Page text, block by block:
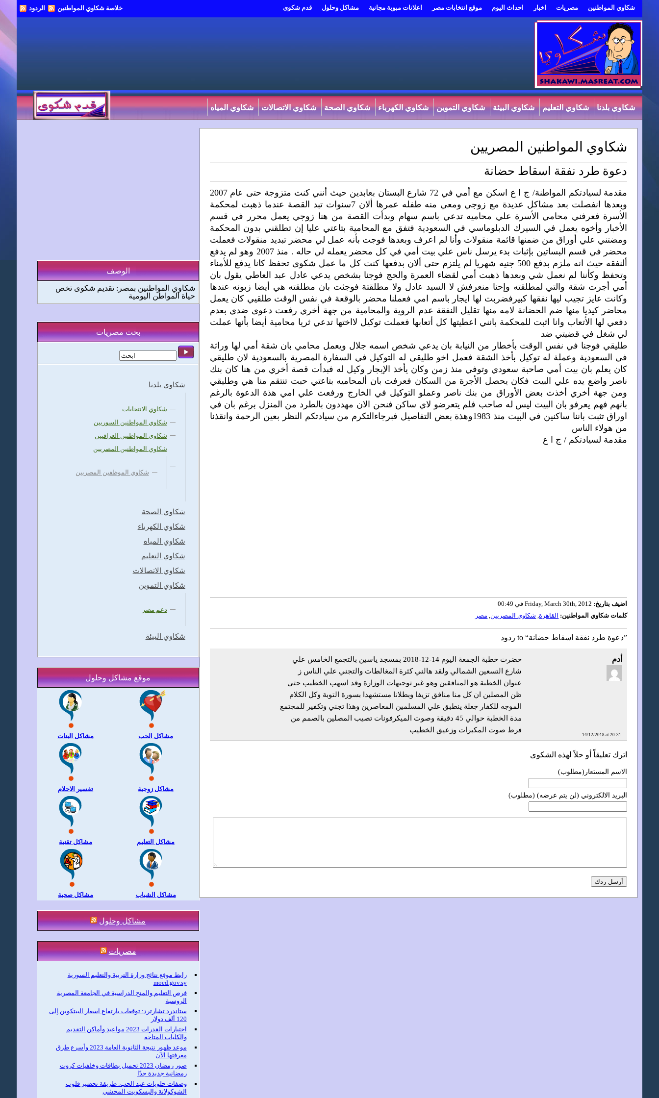
شكاوي المواطنين مصريات اخبار احداث اليوم موقع انتخابات مصر اعلانات مبوبة مجانية مشاكل وحلول قدم شكوى خلاصة شكاوي المواطنين الردود
شكاوي بلدنا شكاوي التعليم شكاوي البيئة شكاوي التموين شكاوي الكهرباء شكاوي الصحة شكاوي الاتصالات شكاوي المياه
شكاوي المواطنين المصريين
دعوة طرد نفقة اسقاط حضانة
مقدمة لسيادتكم المواطنة/ ج ا ع اسكن مع أمي في 72 شارع البستان بعابدين حيث أنني كنت متزوجة حتى عام 2007
وبعدها انفصلت بعد مشاكل عديدة مع زوجي ومعي منه طفله عمرها ألان 7سنوات تبد القصة عندما ذهبت لمحكمة
الأسرة فعرفني محامي الأسرة علي محاميه تدعي باسم سهام وبدأت القصة من هنا زوجي يعمل محرر في قسم
الأخبار وأخوه يعمل في السيرك الدبلوماسي في السعودية فتفق مع المحامية بتاعتي عليا إن تطلقني بدون المحكمة
ومضتني علي أوراق من ضمنها قائمة منقولات وأنا لم اعرف وبعدها فوجت بأنه عمل لي محضر تبديد منقولات فعملت
محضر في قسم البساتين بإثبات بدء يرسل ناس علي بيت أمي في كل محضر يعمله لي حاله . منذ 2007 وهو لم يدفع
ألنفقه حيث انه ملزم بدفع 500 جنيه شهريا لم يلتزم حتى ألان بدفعها كنت كل ما عمل شكوى تحفظ كانا يدفع للأمناء
وتحفظ وكأننا لم نعمل شي وبعدها ذهبت أمي لقضاء العمرة والحج فوجنا بشخص يدعي عادل عبد العاطي يقول بان
أمي أجرت شقة والتي لمطلقته وإحنا منعرفش لا السيد عادل ولا مطلقتة فوجئت بان مطلقته هي أيضا زبونه عندها
وكانت عايز تجيب ليها نفقها كبيرفضربت لها ايجار باسم امي فعملنا محضر بالوقعة في نفس الوقت طلقيي كان يعمل
محاضر كيديا منها ضم الحضانة لامه منها تقليل النفقة عدم الروية والمحامية من جهة أخري رفعت دعوى ضدي بعدم
دفعي لها الأتعاب وانا اثبت للمحكمة بانني اعطيتها كل أتعابها فعملت توكيل لااختها تدعي ثريا محامية أيضا بأنها عملت
لي شغل في قضيتي ضد
طليقي فوجنا في نفس الوقت بأخطار من النيابة بان يدعي شخص اسمه جلال ويعمل محامي بان شقة أمي لها وراثة
في السعودية وعملة له توكيل بأخذ الشقة فعمل اخو طليقي له التوكيل في السفارة المصرية بالسعودية لان طليقي
كان يعلم بان بيت أمي صاحبة سعودي وتوفي منذ زمن وكان يأخذ الإيجار وكيل له فبدأت قصة أخري من هنا كان بنك
ناصر واضع يده علي البيت فكان يحصل الأجرة من السكان فعرفت بان ألمحاميه بتاعتي حبت تنتقم منا هي وطليقي
ومن جهة أخري أخذت بعض الأوراق من بنك ناصر وعملو التوكيل في الخارج ورفعت علي امي هذة الدعوة بالرغم
بانهم فهم يعرفو بان البيت ليس له صاحب فلم يتعرضو لاي ساكن فنحن الان مهددون بالطرد من المنزل برغم بان في
اوراق تثبت باننا ساكنين في البيت منذ 1983وهذة بعض التفاصيل فبرجاءالتكرم من سيادتكم النظر بعين الرحمة وانقذنا
من هولاء الناس
مقدمة لسيادتكم / ج ا ع
اضيف بتاريخ:
كلمات شكاوي المواطنين: القاهرة, شكاوي المصريين, مصر
ردود to “دعوة طرد نفقة اسقاط حضانة”
أدم
14/12/2018 at 20:31
حضرت خطبة الجمعة اليوم 14-12-2018 بمسجد ياسين بالتجمع الخامس علي
شارع التسعين الشمالي ولقد هالني كثرة المغالطات والتجني علي الناس ز
عنوان الخطبة هو المنافقين وهو غير توجيهات الوزارة وقد اسهب الخطيب حتي
ظن المصلين ان كل منا منافق تزيفا وبطلانا مستشهدا بسورة التوبة وكل الكلام
الموجه للكفار جعلة ينطبق علي المسلمين المعاصرين وهذا تجني وتكفير للمجتمع
مدة الخطبة حوالي 45 دقيقة وصوت الميكرفونات تصيب المصلين بالصمم من
فرط صوت المكبرات وزعيق الخطيب
اترك تعليقاًً أو حلاً لهذه الشكوى
الاسم المستعار(مطلوب)
البريد الالكتروني (لن يتم عرضه) (مطلوب)
الوصف
شكاوي المواطنين بمصر: تقديم شكوى تخص
حياة المواطن اليومية
بحث مصريات
شكاوي بلدنا
شكاوي الانتخابات
شكاوي المواطنين السوريين
شكاوي المواطنين العراقيين
شكاوي المواطنين المصريين
شكاوي الموظفين المصريين
شكاوي الصحة
شكاوي الكهرباء
شكاوي المياه
شكاوي التعليم
شكاوي الاتصالات
شكاوي التموين
دعم مصر
شكاوي البيئة
موقع مشاكل وحلول
مشاكل البنات مشاكل الحب
تفسير الاحلام مشاكل زوجية
مشاكل تقنية مشاكل التعليم
مشاكل صحية مشاكل الشباب
مشاكل وحلول
مصريات
رابط موقع نتائج وزارة التربية والتعليم السورية
moed.gov.sy
فرص التعليم والمنح الدراسية في الجامعة المصرية
الروسية
ستاندرد تشارترد: توقعات بارتفاع اسعار البيتكوين إلى
120 ألف دولار
اختبارات القدرات 2023 مواعيد وأماكن التقديم
والكليات المتاحة
موعد ظهور نتيجة الثانوية العامة 2023 وأسرع طرق
معرفتها الآن
صور رمضان 2023 تحميل بطاقات وخلفيات كروت
رمضانية جديدة جدًا
وصفات حلويات عيد الحب: طريقة تحضير قلوب
الشوكولاتة والبسكويت المحشي